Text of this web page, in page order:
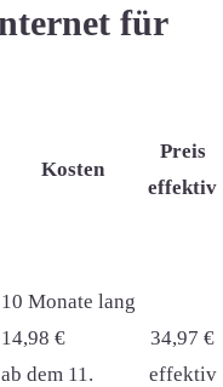
für
Kosten
Preis
effektiv
10 Monate lang
14,98 €
ab dem 11.
34,97 €
effektiv